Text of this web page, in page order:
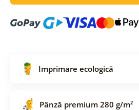
Imprimare ecologică
Pânză premium 280 g/m²